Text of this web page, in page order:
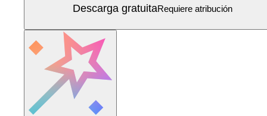
Descarga gratuitaRequiere atribución